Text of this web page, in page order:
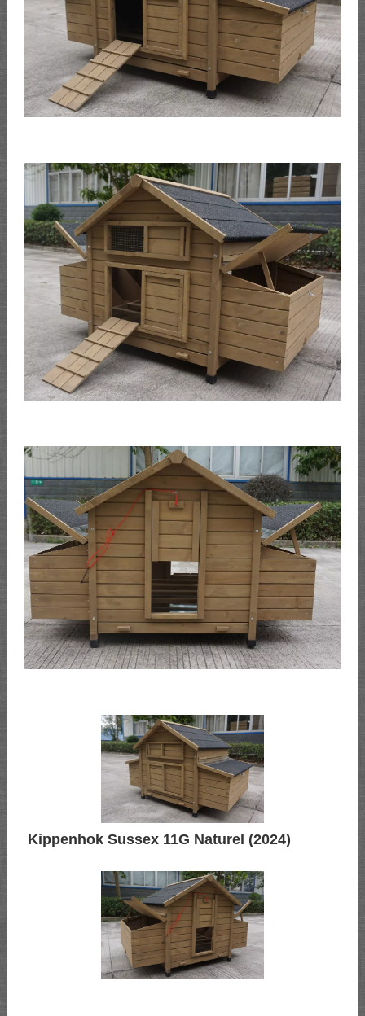
Kippenhok Sussex 11G Naturel (2024)